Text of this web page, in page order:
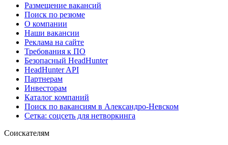
Размещение вакансий
Поиск по резюме
О компании
Наши вакансии
Реклама на сайте
Требования к ПО
Безопасный HeadHunter
HeadHunter API
Партнерам
Инвесторам
Каталог компаний
Поиск по вакансиям в Александро-Невском
Сетка: соцсеть для нетворкинга
Соискателям